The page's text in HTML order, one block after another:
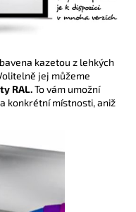
kazetou z lehkých
jej můžeme
RAL.To vám umožní
konkrétní místnosti, aniž